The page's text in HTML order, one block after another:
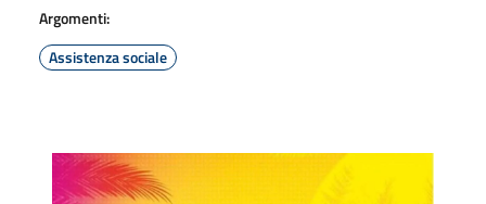
Argomenti:
Assistenza sociale